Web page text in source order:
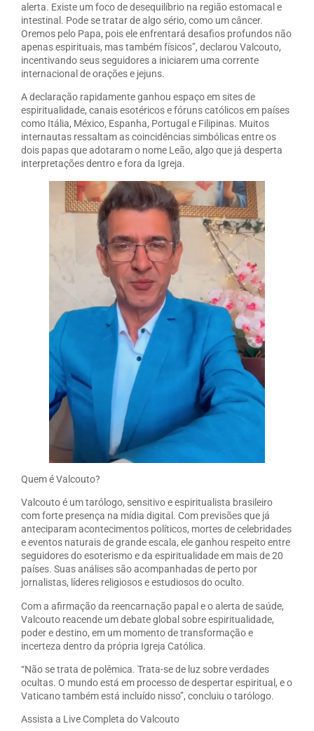
alerta. Existe um foco de desequilíbrio na região estomacal e
intestinal. Pode se tratar de algo sério, como um câncer.
Oremos pelo Papa, pois ele enfrentará desafios profundos não
apenas espirituais, mas também físicos”, declarou Valcouto,
incentivando seus seguidores a iniciarem uma corrente
internacional de orações e jejuns.
A declaração rapidamente ganhou espaço em sites de
espiritualidade, canais esotéricos e fóruns católicos em países
como Itália, México, Espanha, Portugal e Filipinas. Muitos
internautas ressaltam as coincidências simbólicas entre os
dois papas que adotaram o nome Leão, algo que já desperta
interpretações dentro e fora da Igreja.
Quem é Valcouto?
Valcouto é um tarólogo, sensitivo e espiritualista brasileiro
com forte presença na mídia digital. Com previsões que já
anteciparam acontecimentos políticos, mortes de celebridades
e eventos naturais de grande escala, ele ganhou respeito entre
seguidores do esoterismo e da espiritualidade em mais de 20
países. Suas análises são acompanhadas de perto por
jornalistas, líderes religiosos e estudiosos do oculto.
Com a afirmação da reencarnação papal e o alerta de saúde,
Valcouto reacende um debate global sobre espiritualidade,
poder e destino, em um momento de transformação e
incerteza dentro da própria Igreja Católica.
“Não se trata de polêmica. Trata-se de luz sobre verdades
ocultas. O mundo está em processo de despertar espiritual, e o
Vaticano também está incluído nisso”, concluiu o tarólogo.
Assista a Live Completa do Valcouto